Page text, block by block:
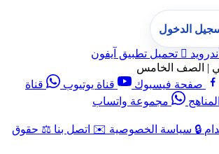
 تحميل تطبيق آيفون
| الصف الخامس
صفحة فيسبوك قناة يوتيوب
قناة
مجموعة واتساب
🔒 سياسة الخصوصية ✉️ اتصل بنا ⚖️ حقوق
الدخول